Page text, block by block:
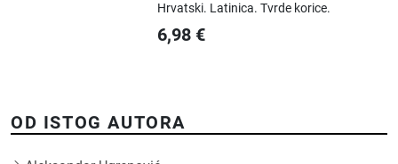
Hrvatski. Latinica.Tvrde korice.
6,98 €
OD ISTOG AUTORA